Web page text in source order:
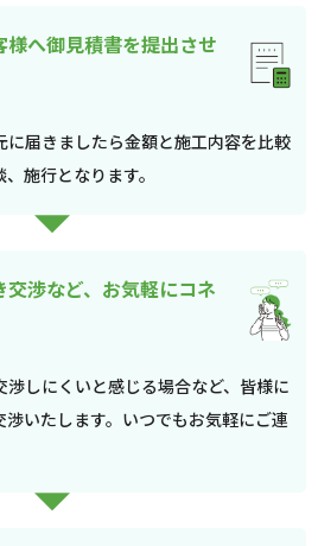
様へ御見積書を提出させ
に届きましたら金額と施工内容を比較
施行となります。
交渉など、お気軽にコネ
渉しにくいと感じる場合など、皆様に
渉いたします。いつでもお気軽にご連